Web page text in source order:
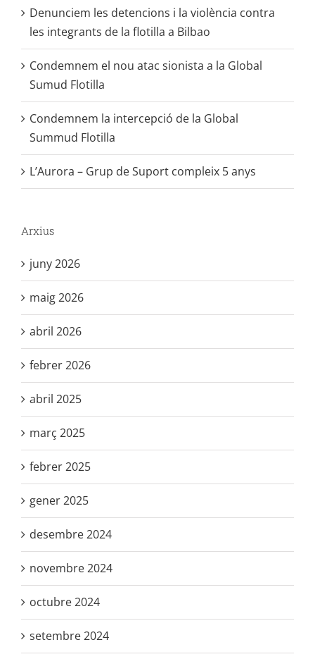
Denunciem les detencions i la violència contra
les integrants de la flotilla a Bilbao
Condemnem el nou atac sionista a la Global
Sumud Flotilla
Condemnem la intercepció de la Global
Summud Flotilla
L’Aurora – Grup de Suport compleix 5 anys
Arxius
juny 2026
maig 2026
abril 2026
febrer 2026
abril 2025
març 2025
febrer 2025
gener 2025
desembre 2024
novembre 2024
octubre 2024
setembre 2024